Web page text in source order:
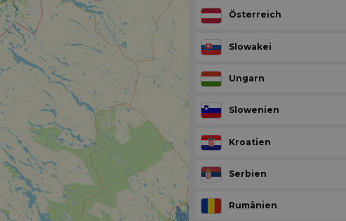
Österreich
Slowakei
Ungarn
Slowenien
Kroatien
Serbien
Rumänien